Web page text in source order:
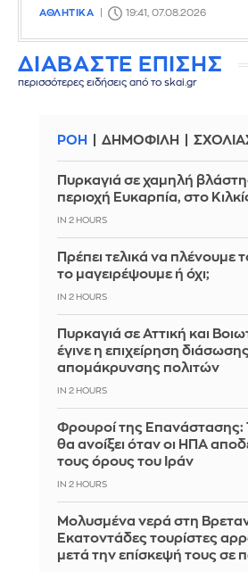
ΑΘΛΗΤΙΚΑ 19:41, 07.08.2026
ΔΙΑΒΑΣΤΕ ΕΠΙΣΗΣ
περισσότερες ειδήσεις από το skai.gr
ΡΟΗ ΔΗΜΟΦΙΛΗ
Πυρκαγιά σε χαμηλή
περιοχή Ευκαρπία, στο
IN 2 HOURS
Πρέπει τελικά να πλένουμε
το μαγειρέψουμε ή όχι;
IN 2 HOURS
Πυρκαγιά σε Αττική και
έγινε η επιχείρηση
απομάκρυνσης πολιτών
IN 2 HOURS
Φρουροί της
θα ανοίξει όταν οι ΗΠΑ
τους όρους του Ιράν
IN 2 HOURS
Μολυσμένα νερά στη
Εκατοντάδες τουρίστες
μετά την επίσκεψή τους σε